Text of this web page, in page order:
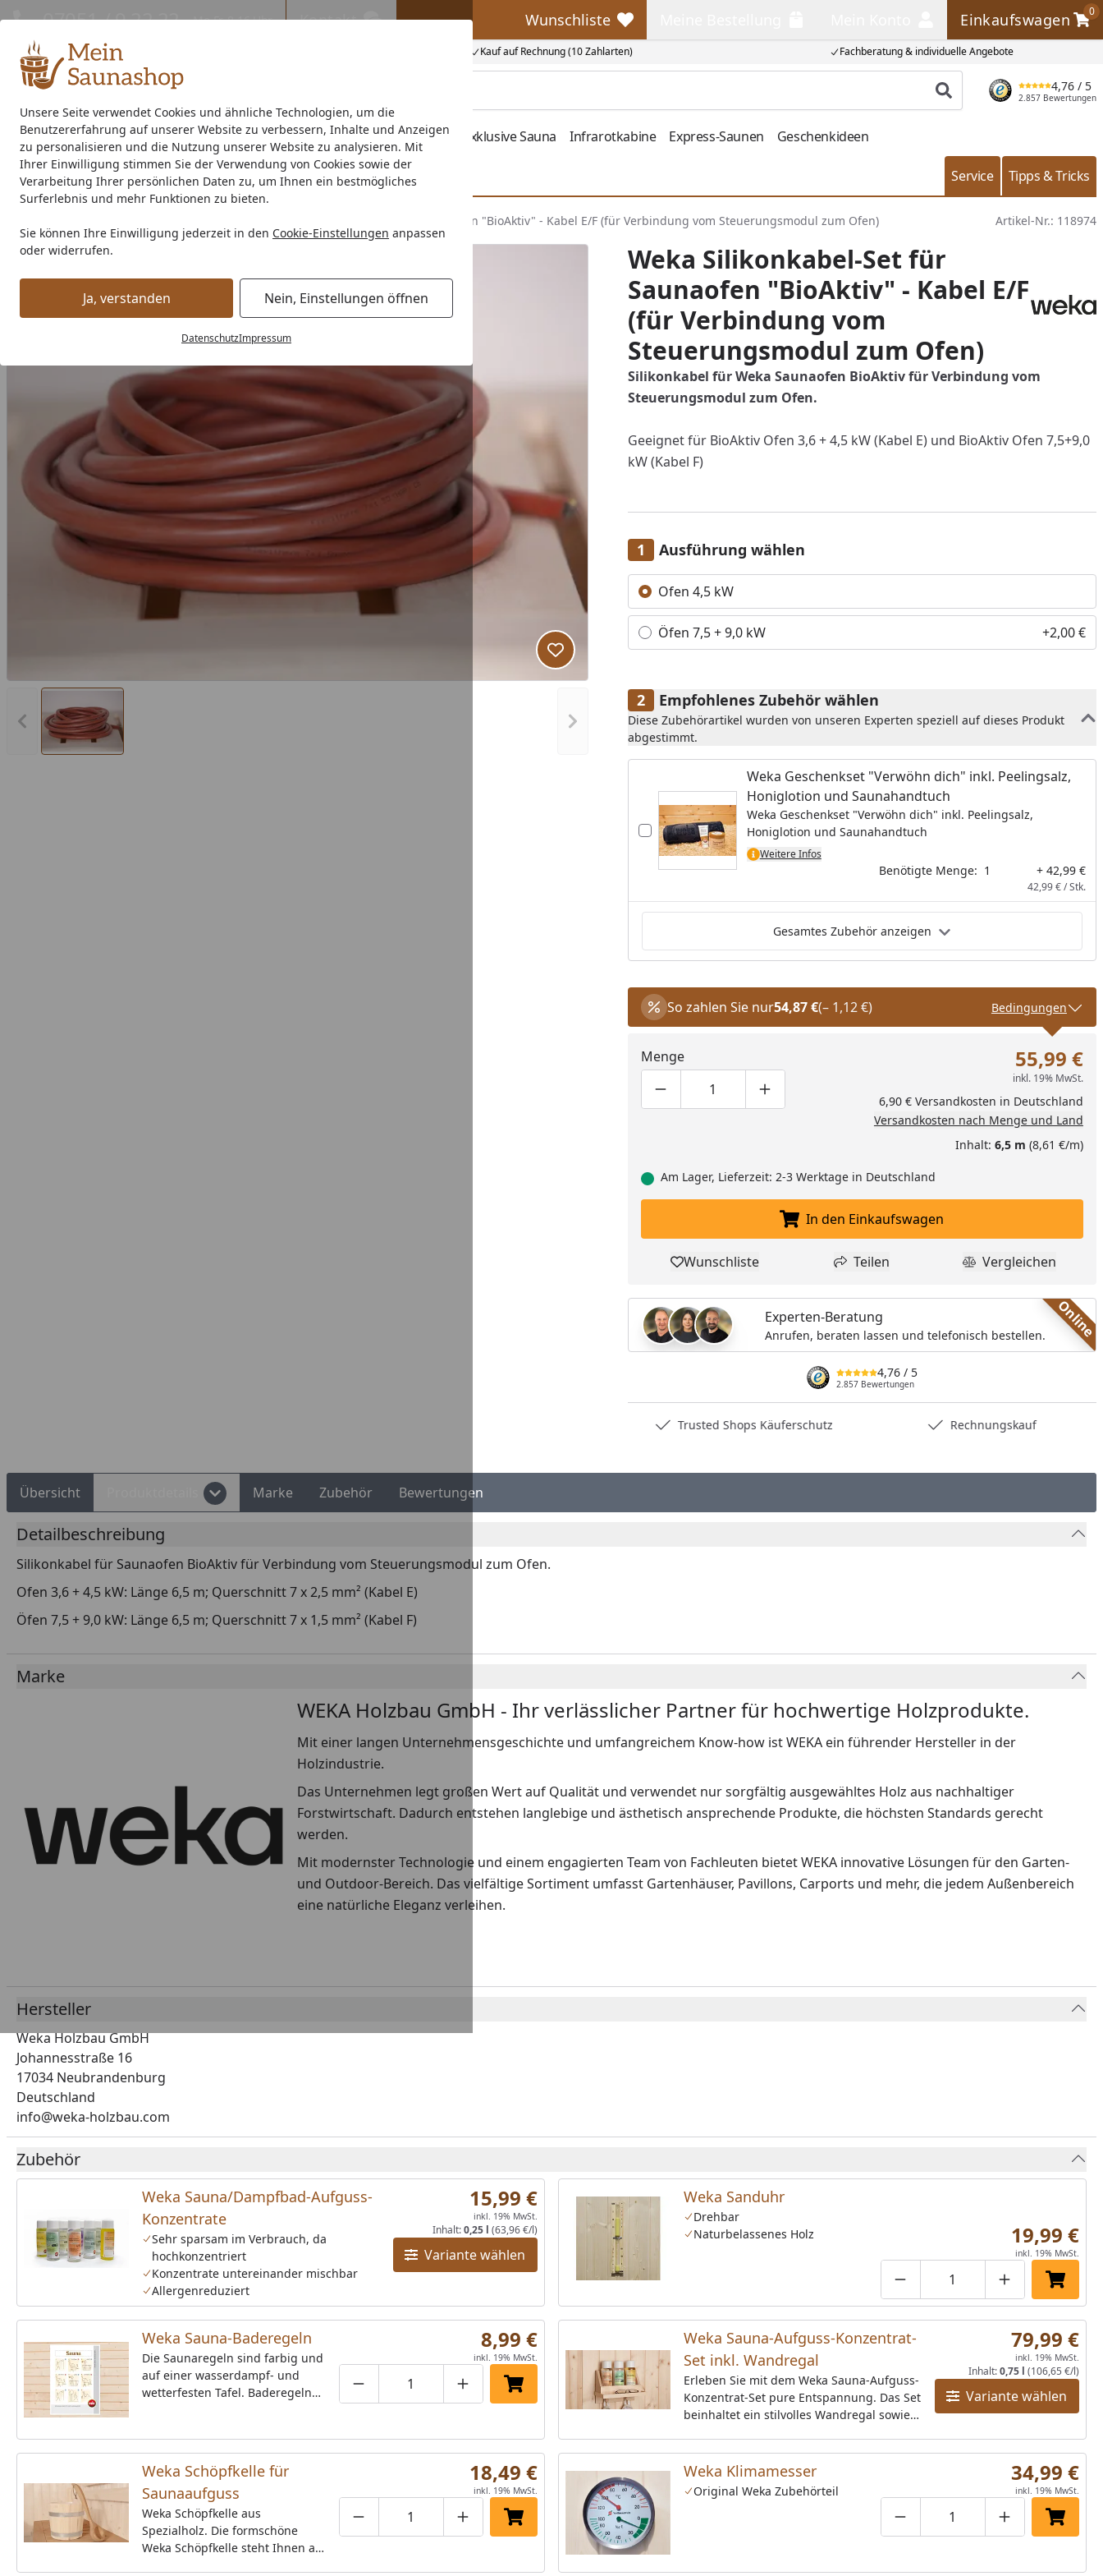
Unsere Seite verwendet Cookies und ähnliche Technologien, um die
Benutzererfahrung auf unserer Website zu verbessern, Inhalte und Anzeigen
zu personalisieren und die Nutzung unserer Website zu analysieren. Mit
Ihrer Einwilligung stimmen Sie der Verwendung von Cookies sowie der
Verarbeitung Ihrer persönlichen Daten zu, um Ihnen ein bestmögliches
Surferlebnis und mehr Funktionen zu bieten.
Sie können Ihre Einwilligung jederzeit in den Cookie-Einstellungen anpassen
oder widerrufen.
Ja, verstanden Nein, Einstellungen öffnen
DatenschutzImpressum
Kauf auf Rechnung (10 Zahlarten) Fachberatung & individuelle Angebote
07051 / 9 22 22 Mo-Fr. 8-16 Uhr Kontakt Wunschliste
Wunschliste Einkaufswagen
0
Einkaufswagen
Produkt suchen
4,76 / 5
2.857 Bewertungen
Außensauna Indoor-Sauna Energiespar-Sauna Saunaofen Zubehör Exklusive Sauna Infrarotkabine Express-Saunen Geschenkideen
Saunahersteller % Sale % Service Tipps & Tricks
Startseite
Weka Silikonkabel-Set für Saunaofen "BioAktiv" - Kabel E/F (für Verbindung vom Steuerungsmodul zum Ofen) Artikel-Nr.: 118974
Vorheriges Bild anzeigen Nächstes Bild anzeigen
Produkt zur Wunschliste hinzufügen
Weka Silikonkabel-Set für
Saunaofen "BioAktiv" - Kabel E/F
(für Verbindung vom
Steuerungsmodul zum Ofen)
Silikonkabel für Weka Saunaofen BioAktiv für Verbindung vom
Steuerungsmodul zum Ofen.
Geeignet für BioAktiv Ofen 3,6 + 4,5 kW (Kabel E) und BioAktiv Ofen 7,5+9,0
kW (Kabel F)
Ausführung wählen
Alle anzeigen (2)
Ofen 4,5 kW
Öfen 7,5 + 9,0 kW +2,00 €
Empfohlenes Zubehör wählen
Diese Zubehörartikel wurden von unseren Experten speziell auf dieses Produkt
abgestimmt.
Weka Geschenkset "Verwöhn dich" inkl. Peelingsalz,
Honiglotion und Saunahandtuch
Weka Geschenkset "Verwöhn dich" inkl. Peelingsalz,
Honiglotion und Saunahandtuch
Weitere Infos
Benötigte Menge: 1 + 42,99 €
42,99 € / Stk.
Gesamtes Zubehör anzeigen
So zahlen Sie nur54,87 €(– 1,12 €) Bedingungen
Menge
Produktmenge um eins verringern
Produktmenge manuell eingeben
Produktmenge um eins erhöhen
55,99 €
inkl. 19% MwSt.
6,90 € Versandkosten in Deutschland
Versandkosten nach Menge und Land
Inhalt: 6,5 m (8,61 €/m)
Am Lager, Lieferzeit: 2-3 Werktage in Deutschland
In den Einkaufswagen legen
In den Einkaufswagen
Produkt zur Wunschliste hinzufügen
Wunschliste Teilen
Teilen Produkt
Vergleichen
Online
Experten-Beratung
Anrufen, beraten lassen und telefonisch bestellen.
4,76 / 5
2.857 Bewertungen
Trusted Shops Käuferschutz Rechnungskauf
Übersicht Marke Zubehör Bewertungen
Detailbeschreibung
Silikonkabel für Saunaofen BioAktiv für Verbindung vom Steuerungsmodul zum Ofen.
Ofen 3,6 + 4,5 kW: Länge 6,5 m; Querschnitt 7 x 2,5 mm² (Kabel E)
Öfen 7,5 + 9,0 kW: Länge 6,5 m; Querschnitt 7 x 1,5 mm² (Kabel F)
Marke
WEKA Holzbau GmbH - Ihr verlässlicher Partner für hochwertige Holzprodukte.
Mit einer langen Unternehmensgeschichte und umfangreichem Know-how ist WEKA ein führender Hersteller in der
Holzindustrie.
Das Unternehmen legt großen Wert auf Qualität und verwendet nur sorgfältig ausgewähltes Holz aus nachhaltiger
Forstwirtschaft. Dadurch entstehen langlebige und ästhetisch ansprechende Produkte, die höchsten Standards gerecht
werden.
Mit modernster Technologie und einem engagierten Team von Fachleuten bietet WEKA innovative Lösungen für den Garten-
und Outdoor-Bereich. Das vielfältige Sortiment umfasst Gartenhäuser, Pavillons, Carports und mehr, die jedem Außenbereich
eine natürliche Eleganz verleihen.
Hersteller
Weka Holzbau GmbH
Johannesstraße 16
17034 Neubrandenburg
Deutschland
info@weka-holzbau.com
Zubehör
Weka Sauna/Dampfbad-Aufguss-
Konzentrate
Sehr sparsam im Verbrauch, da
hochkonzentriert
Konzentrate untereinander mischbar
Allergenreduziert
Variante wählen
15,99 €
inkl. 19% MwSt.
Inhalt:0,25 l (63,96 €/l)
Weka Sanduhr
Drehbar
Naturbelassenes Holz
Produktmenge um eins
Produktmenge manuell
Produktmenge
In den
19,99 €
inkl. 19% MwSt.
Weka Sauna-Baderegeln
Die Saunaregeln sind farbig und
auf einer wasserdampf- und
wetterfesten Tafel. Baderegeln
Temperatur und Luftfeuchtigkeit
in Ihrer Sauna stand und weist
Sie anhand von farbigen Bildern
darauf hin, was bei dem
Saunagang zu beachten ist.
Besonders ideal für Sauna-
Neulinge.
Produktmenge um eins verringern
Produktmenge manuell eingeben
Produktmenge um eins erhöhen
In den Einkaufswagen legen
8,99 €
inkl. 19% MwSt.
Weka Sauna-Aufguss-Konzentrat-
Set inkl. Wandregal
Erleben Sie mit dem Weka Sauna-Aufguss-
Konzentrat-Set pure Entspannung. Das Set
beinhaltet ein stilvolles Wandregal sowie
Ordnung in Ihre Sauna bringen.Düfte: 250
ml Duftnote Zirbelkiefer, 250 ml Duftnote
Marokkanische Minze, 250 ml Duftnote
Exotica Orange
Variante wählen
79,99 €
inkl. 19% MwSt.
Inhalt:0,75 l (106,65 €/l)
Weka Schöpfkelle für
Saunaaufguss
Weka Schöpfkelle aus
Spezialholz. Die formschöne
Weka Schöpfkelle steht Ihnen als
Produktmenge um eins verringern
Produktmenge manuell eingeben
Produktmenge um eins erhöhen
In den Einkaufswagen legen
18,49 €
inkl. 19% MwSt.
Weka Klimamesser
Original Weka Zubehörteil
Produktmenge um eins
Produktmenge manuell
Produktmenge
In den
34,99 €
inkl. 19% MwSt.